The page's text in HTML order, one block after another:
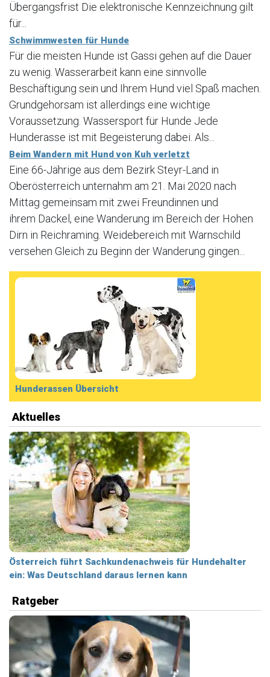
Übergangsfrist Die elektronische Kennzeichnung gilt
für...
Schwimmwesten für Hunde
Für die meisten Hunde ist Gassi gehen auf die Dauer
zu wenig. Wasserarbeit kann eine sinnvolle
Beschäftigung sein und Ihrem Hund viel Spaß machen.
Grundgehorsam ist allerdings eine wichtige
Voraussetzung. Wassersport für Hunde Jede
Hunderasse ist mit Begeisterung dabei. Als...
Beim Wandern mit Hund von Kuh verletzt
Eine 66-Jährige aus dem Bezirk Steyr-Land in
Oberösterreich unternahm am 21. Mai 2020 nach
Mittag gemeinsam mit zwei Freundinnen und
ihrem Dackel, eine Wanderung im Bereich der Hohen
Dirn in Reichraming. Weidebereich mit Warnschild
versehen Gleich zu Beginn der Wanderung gingen...
Hunderassen Übersicht
Aktuelles
Österreich führt Sachkundenachweis für Hundehalter
ein: Was Deutschland daraus lernen kann
Ratgeber